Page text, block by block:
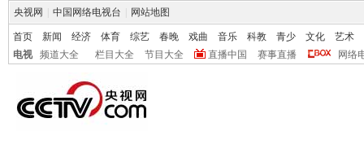
央视网 中国网络电视台 网站地图
首页 新闻 经济 体育 综艺 春晚 戏曲 音乐 科教 青少 文化
艺术
电视
频道大全 栏目大全 节目大全 直播中国 赛事直播 网络